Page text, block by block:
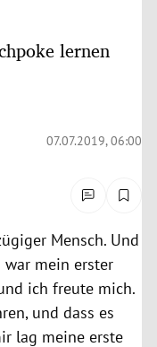
lernen
07.07.2019, 06:00
Mensch. Und
war mein erster
ich freute mich.
und dass es
lag meine erste